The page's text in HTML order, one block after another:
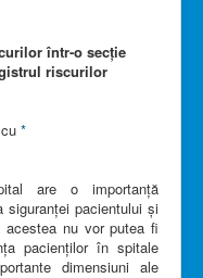
într-o secție
riscurilor
*
are o importanță
siguranței pacientului și
acestea nu vor putea fi
pacienților în spitale
dimensiuni ale